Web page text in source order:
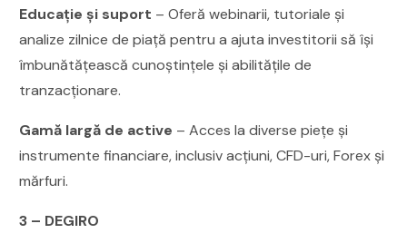
Educație și suport – Oferă webinarii, tutoriale și
analize zilnice de piață pentru a ajuta investitorii să își
îmbunătățească cunoștințele și abilitățile de
tranzacționare.
Gamă largă de active – Acces la diverse piețe și
instrumente financiare, inclusiv acțiuni, CFD-uri, Forex și
mărfuri.
3 – DEGIRO